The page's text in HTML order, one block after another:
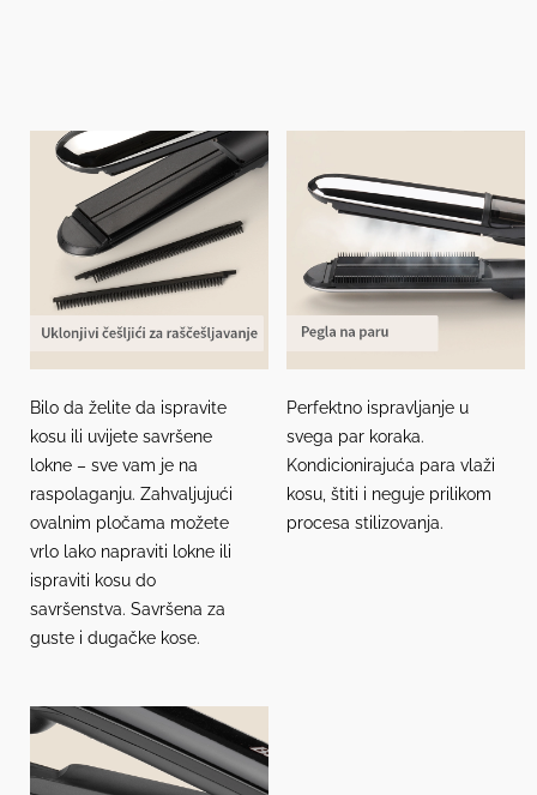
Bilo da želite da ispravite
kosu ili uvijete savršene
lokne – sve vam je na
raspolaganju. Zahvaljujući
ovalnim pločama možete
vrlo lako napraviti lokne ili
ispraviti kosu do
savršenstva. Savršena za
guste i dugačke kose.
Perfektno ispravljanje u
svega par koraka.
Kondicionirajuća para vlaži
kosu, štiti i neguje prilikom
procesa stilizovanja.